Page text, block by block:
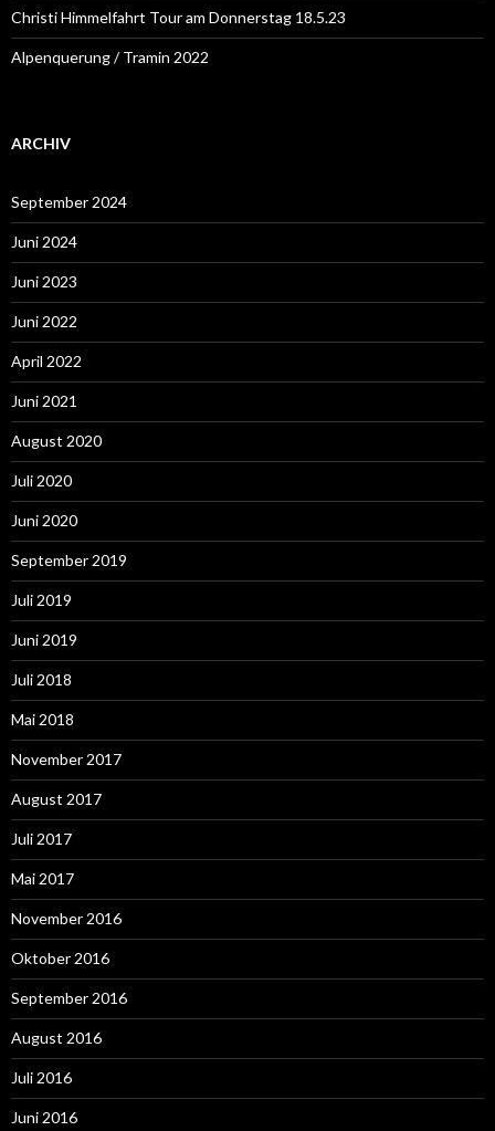
Christi Himmelfahrt Tour am Donnerstag 18.5.23
Alpenquerung / Tramin 2022
ARCHIV
September 2024
Juni 2024
Juni 2023
Juni 2022
April 2022
Juni 2021
August 2020
Juli 2020
Juni 2020
September 2019
Juli 2019
Juni 2019
Juli 2018
Mai 2018
November 2017
August 2017
Juli 2017
Mai 2017
November 2016
Oktober 2016
September 2016
August 2016
Juli 2016
Juni 2016